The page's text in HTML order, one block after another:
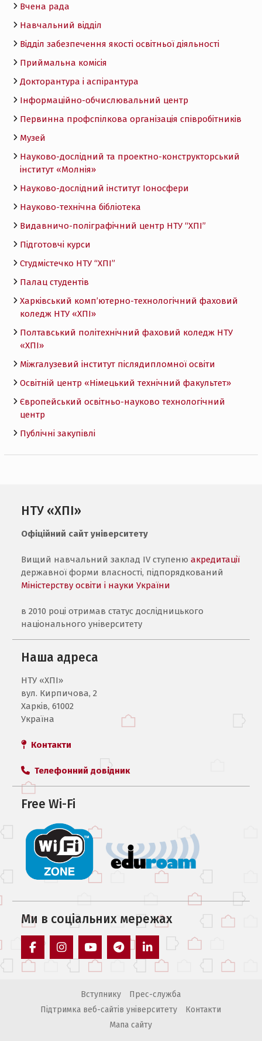
Вчена рада
Навчальний відділ
Відділ забезпечення якості освітньої діяльності
Приймальна комісія
Докторантура і аспірантура
Інформаційно-обчислювальний центр
Первинна профспілкова організація співробітників
Музей
Науково-дослідний та проектно-конструкторський
інститут «Молнія»
Науково-дослідний інститут Іоносфери
Науково-технічна бібліотека
Видавничо-поліграфічний центр НТУ “ХПІ”
Підготовчі курси
Студмістечко НТУ “ХПІ”
Палац студентів
Харківський комп’ютерно-технологічний фаховий
коледж НТУ «ХПI»
Полтавський політехнічний фаховий коледж НТУ
«ХПI»
Міжгалузевий інститут післядипломної освіти
Освітній центр «Німецький технічний факультет»
Європейський освітньо-науково технологічний
центр
Публічні закупівлі
НТУ «ХПІ»
Офіційний сайт університету
Вищий навчальний заклад IV ступенюакредитації
державної форми власності, підпорядкований
Міністерству освіти і науки України
в 2010 році отримав статус дослідницького
національного університету
Наша адреса
НТУ «ХПI»
вул. Кирпичова, 2
Харків, 61002
Україна
Контакти
Телефонний довідник
Free Wi-Fi
Ми в соцiальних мережах
facebook instagramyoutube telegram linkedin
Вступнику
Прес-служба
Підтримка веб-сайтів університету
Контакти
Мапа сайту